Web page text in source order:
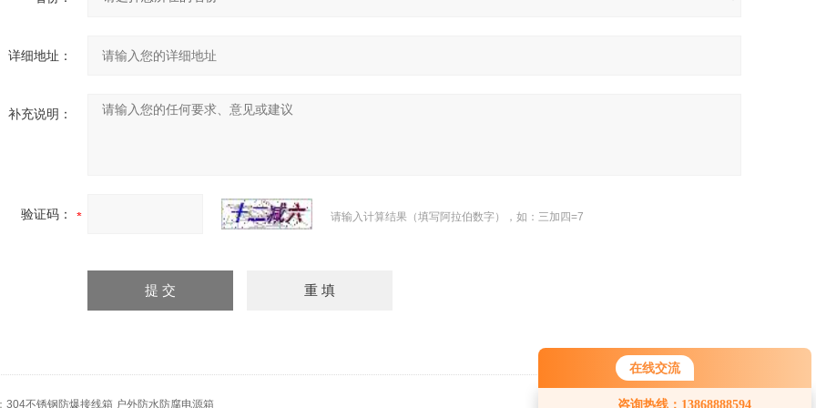
在线交流
咨询热线：13868888594
详细地址：
补充说明：
验证码： 请输入计算结果（填写阿拉伯数字），如：三加四=7
304不锈钢防爆接线箱 户外防水防腐电源箱